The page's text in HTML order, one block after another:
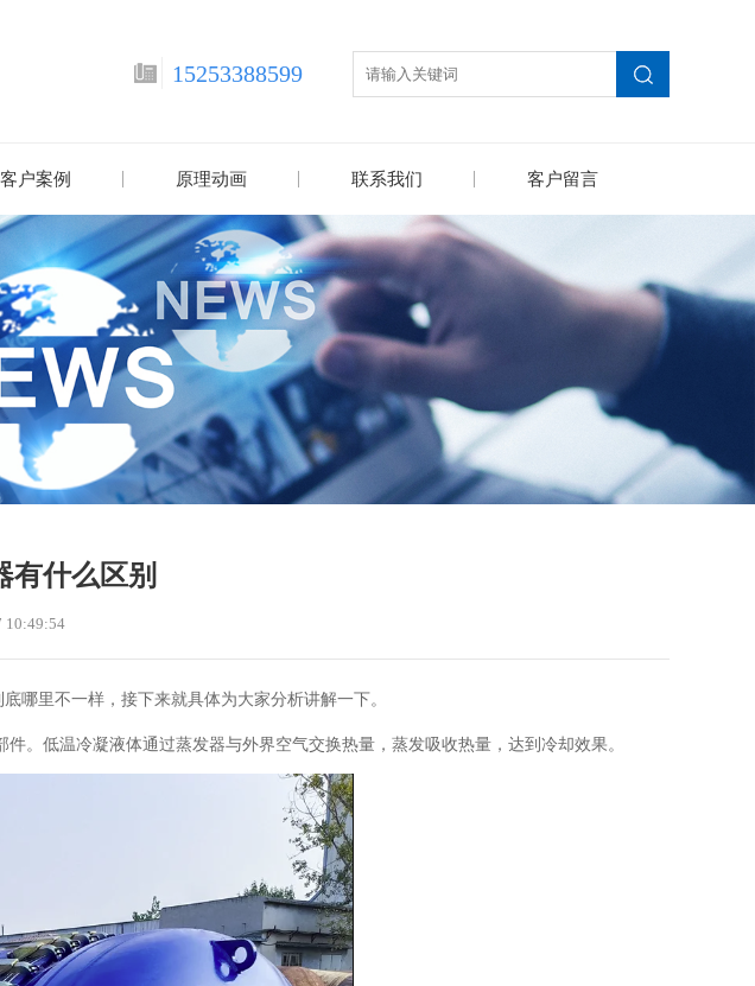
15253388599
客户案例 原理动画 联系我们 客户留言
有什么区别
10:49:54
哪里不一样，接下来就具体为大家分析讲解一下。
。低温冷凝液体通过蒸发器与外界空气交换热量，蒸发吸收热量，达到冷却效果。